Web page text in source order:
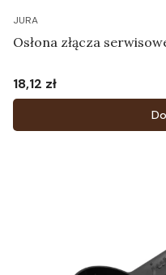
JURA
Osłona złącza
Cena
18,12 zł